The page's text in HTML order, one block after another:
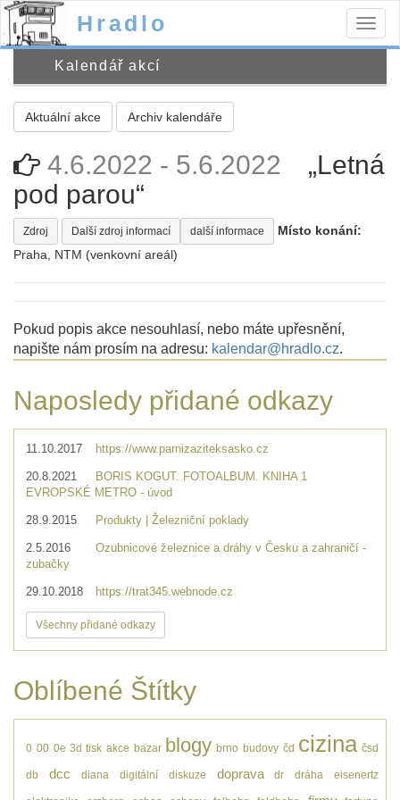
Hradlo
Kalendář akcí
Aktuální akce Archiv kalendáře
4.6.2022 - 5.6.2022
„Letná
pod parou“
Zdroj Další zdroj informací další informace
Místo konání:
Praha, NTM (venkovní areál)
Pokud popis akce nesouhlasí, nebo máte upřesnění,
napište nám prosím na adresu: kalendar@hradlo.cz.
Naposledy přidané odkazy
11.10.2017 https://www.parnizaziteksasko.cz
20.8.2021
BORIS KOGUT. FOTOALBUM. KNIHA 1
EVROPSKÉ METRO - úvod
28.9.2015 Produkty | Železniční poklady
2.5.2016
Ozubnicové železnice a dráhy v Česku a zahraničí -
zubačky
29.10.2018 https://trat345.webnode.cz
Všechny přidané odkazy
Oblíbené Štítky
0 00 0e 3d tisk akce bazar blogy brno budovy čd cizina čsd
db dcc diana digitální diskuze doprava dr dráha eisenertz